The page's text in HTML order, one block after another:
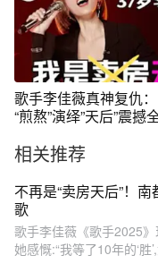
歌手李佳薇真神复仇
“煎熬”演绎”天后”震撼
相关推荐
不再是“卖房天后”！
歌
歌手李佳薇《歌手2025
她感慨:“我等了10年的‘胜